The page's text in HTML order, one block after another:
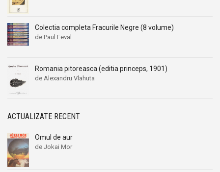
Colectia completa Fracurile Negre (8 volume)
de Paul Feval
Romania pitoreasca (editia princeps, 1901)
de Alexandru Vlahuta
ACTUALIZATE RECENT
Omul de aur
de Jokai Mor